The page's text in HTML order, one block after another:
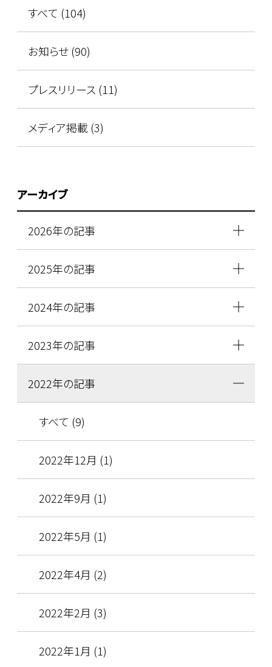
すべて (104)
お知らせ (90)
プレスリリース (11)
メディア掲載 (3)
アーカイブ
2026年の記事
2025年の記事
2024年の記事
2023年の記事
2022年の記事
すべて (9)
2022年12月 (1)
2022年9月 (1)
2022年5月 (1)
2022年4月 (2)
2022年2月 (3)
2022年1月 (1)